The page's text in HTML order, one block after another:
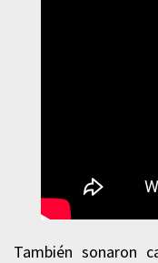
También sonaron